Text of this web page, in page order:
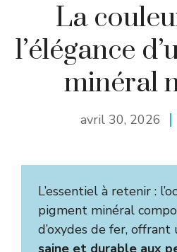
La
l’élégance
minéral
avril 30, 2026
L’essentiel à retenir :
pigment minéral
d’oxydes de fer, offrant
saine et durable aux